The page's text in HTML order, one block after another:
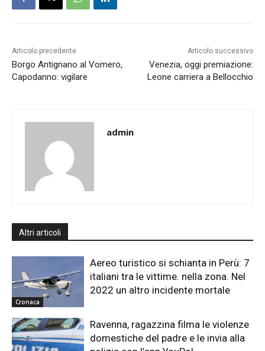
Articolo precedente
Borgo Antignano al Vomero,
Capodanno: vigilare
Articolo successivo
Venezia, oggi premiazione:
Leone carriera a Bellocchio
admin
Altri articoli
Cronaca
Aereo turistico si schianta in Perù: 7
italiani tra le vittime. nella zona. Nel
2022 un altro incidente mortale
Ravenna, ragazzina filma le violenze
domestiche del padre e le invia alla